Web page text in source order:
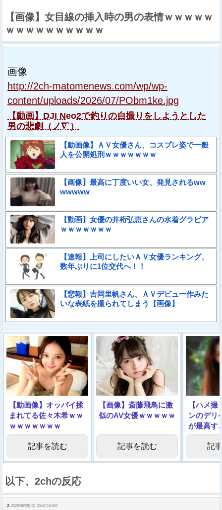
【画像】女目線の挿入時の男の表情ｗｗｗｗｗ
ｗｗｗｗｗｗｗｗｗｗ
画像
http://2ch-matomenews.com/wp/wp-
content/uploads/2026/07/PObm1ke.jpg
【動画】DJI Neo2で釣りの自撮りをしようとした
男の悲劇（ノ∇`）
【動画像】ＡＶ女優さん、コスプレ姿で一般
人を公開処刑ｗｗｗｗｗｗｗ
【画像】最高に丁度いい女、発見されるww
wwwww
【動画】女優の井桁弘恵さんの水着グラビア
ｗｗｗｗｗｗｗ
【速報】上司にしたいＡＶ女優ランキング、
数年ぶりに1位交代へ！！
【悲報】吉岡里帆さん、ＡＶデビュー作みた
いな表紙を撮られてしまう【画像】
【動画像】オッパイ揉
まれてる佐々木希ｗｗ
ｗｗｗｗｗｗｗ
記事を読む
【画像】斎藤飛鳥に激
似のAV女優ｗｗｗｗｗ
記事を読む
【ハメ
ンのデリ
が最高す
てくｗｗ
記
以下、2chの反応
2: 2026/06/28(日) 20:47:16.943